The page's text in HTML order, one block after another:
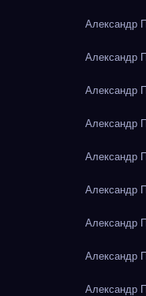
Александр
Александр
Александр
Александр
Александр
Александр
Александр
Александр
Александр